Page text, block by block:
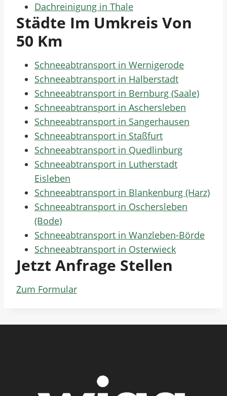
Dachreinigung in Thale
Städte Im Umkreis Von
50 Km
Schneeabtransport in Wernigerode
Schneeabtransport in Halberstadt
Schneeabtransport in Bernburg (Saale)
Schneeabtransport in Aschersleben
Schneeabtransport in Sangerhausen
Schneeabtransport in Staßfurt
Schneeabtransport in Quedlinburg
Schneeabtransport in Lutherstadt
Eisleben
Schneeabtransport in Blankenburg (Harz)
Schneeabtransport in Oschersleben
(Bode)
Schneeabtransport in Wanzleben-Börde
Schneeabtransport in Osterwieck
Jetzt Anfrage Stellen
Zum Formular